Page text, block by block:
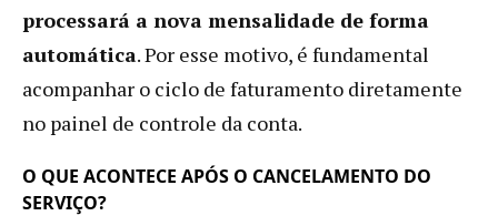
processará a nova mensalidade de forma
automática. Por esse motivo, é fundamental
acompanhar o ciclo de faturamento diretamente
no painel de controle da conta.
O QUE ACONTECE APÓS O CANCELAMENTO DO
SERVIÇO?